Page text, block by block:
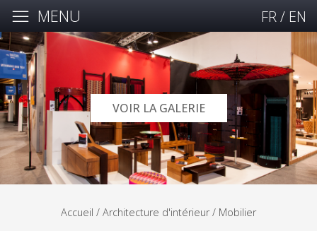
FR/ EN
MENU
VOIR LA GALERIE
Accueil / Architecture d'intérieur / Mobilier